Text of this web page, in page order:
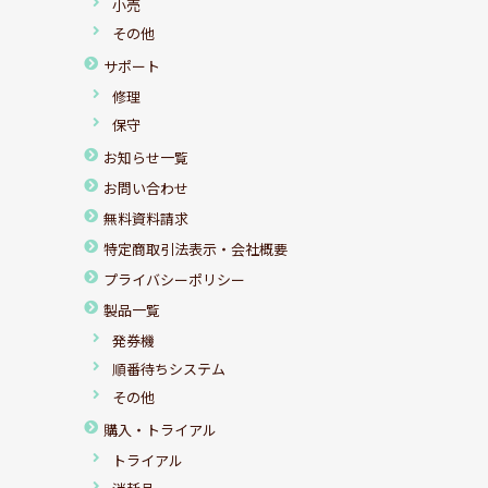
小売
その他
サポート
修理
保守
お知らせ一覧
お問い合わせ
無料資料請求
特定商取引法表示・会社概要
プライバシーポリシー
製品一覧
発券機
順番待ちシステム
その他
購入・トライアル
トライアル